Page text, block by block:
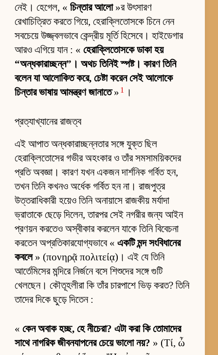
নেই। হেগেল, « চিন্তার আলো»র উৎসারণ
রেখাচিত্রিত করতে গিয়ে, হেরাক্লিতোসকে চিনে নেন
সবচেয়ে উজ্জ্বলভাবে কেন্দ্রীয় মূর্তি হিসেবে। হাইডেগার
আরও এগিয়ে যান : « হেরাক্লিতোসকে ডাকা হয়
“অন্ধকারাচ্ছন্ন”। অথচ তিনিই স্পষ্ট। কারণ তিনি
বলেন যা আলোকিত করে, চেষ্টা করেন সেই আলোকে
চিন্তার ভাষায় আমন্ত্রণ জানাতে» 1 ।
প্রত্যাখ্যানের রাজত্ব
এই আপাত অন্ধকারাচ্ছন্নতার সঙ্গে যুক্ত ছিল
হেরাক্লিতোসের গভীর অহংকার ও তাঁর সমসাময়িকদের
প্রতি অবজ্ঞা। কারণ যখন একজন দার্শনিক গর্বিত হন,
তখন তিনি কখনও অর্ধেক গর্বিত হন না। রাজপুত্র
উত্তরাধিকারী হয়েও তিনি অনায়াসে রাজকীয় মর্যাদা
ভ্রাতাকে ছেড়ে দিলেন, তারপর সেই নগরীর জন্য আইন
প্রণয়ন করতেও অস্বীকার করলেন যাকে তিনি বিবেচনা
করতেন অপ্রতিকারযোগ্যভাবে « একটি মন্দ সংবিধানের
কবলে» (πονηρᾷ πολιτείᾳ)। এই যে তিনি
আর্তেমিসের মন্দিরে নির্জনে বসে শিশুদের সঙ্গে গুটি
খেলছেন। কৌতূহলীরা কি তাঁর চারপাশে ভিড় করত? তিনি
তাদের দিকে ছুড়ে দিতেন :
« কেন অবাক হচ্ছ, হে নীচেরা? এটা করা কি তোমাদের
সাথে নাগরিক জীবনযাপনের চেয়ে ভালো নয়? » (Τί, ὦ